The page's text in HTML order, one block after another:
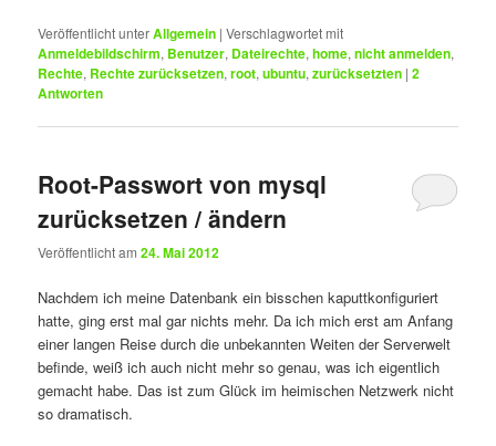
Veröffentlicht unterAllgemein |Verschlagwortet mit
Anmeldebildschirm, Benutzer, Dateirechte,home,nicht anmelden,
Rechte, Rechte zurücksetzen,root,ubuntu,zurücksetzten |2
Antworten
Root-Passwort von mysql
zurücksetzen / ändern
Veröffentlicht am24. Mai 2012
Nachdem ich meine Datenbank ein bisschen kaputtkonfiguriert
hatte, ging erst mal gar nichts mehr. Da ich mich erst am Anfang
einer langen Reise durch die unbekannten Weiten der Serverwelt
befinde, weiß ich auch nicht mehr so genau, was ich eigentlich
gemacht habe. Das ist zum Glück im heimischen Netzwerk nicht
so dramatisch.